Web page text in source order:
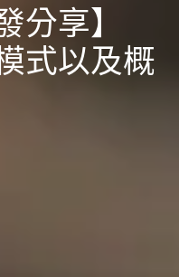
分享】
式以及概